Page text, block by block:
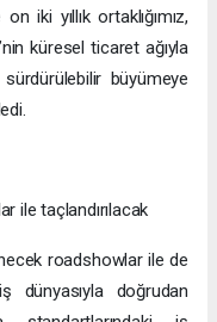
iki yıllık ortaklığımız,
küresel ticaret ağıyla
büyümeye
ile taçlandırılacak
roadshowlar ile de
dünyasıyla doğrudan